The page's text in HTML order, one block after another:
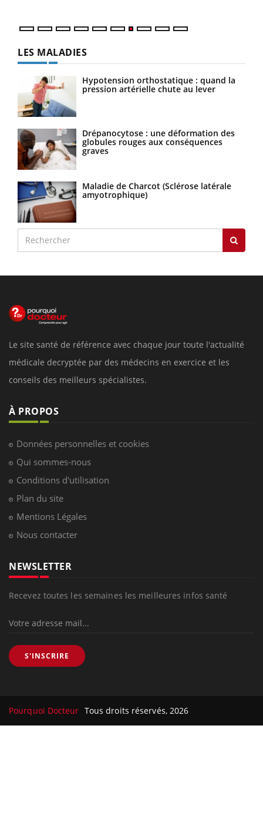
LES MALADIES
Hypotension orthostatique : quand la
pression artérielle chute au lever
Drépanocytose : une déformation des
globules rouges aux conséquences
graves
Maladie de Charcot (Sclérose latérale
amyotrophique)
Le site santé de référence avec chaque jour toute l'actualité
médicale decryptée par des médecins en exercice et les
conseils des meilleurs spécialistes.
À PROPOS
Données personnelles et cookies
Qui sommes-nous
Conditions d'utilisation
Plan du site
Mentions Légales
Nous contacter
NEWSLETTER
Recevez toutes les semaines les meilleures infos santé
S'INSCRIRE
Pourquoi Docteur Tous droits réservés, 2026